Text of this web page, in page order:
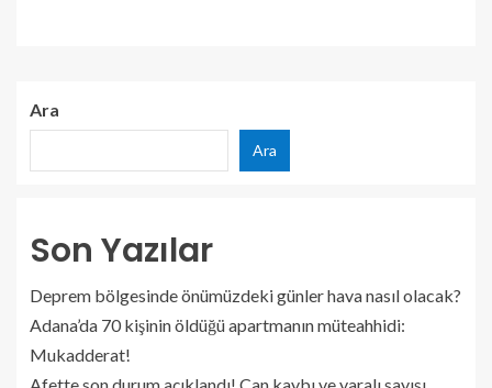
Ara
Ara
Son Yazılar
Deprem bölgesinde önümüzdeki günler hava nasıl olacak?
Adana’da 70 kişinin öldüğü apartmanın müteahhidi:
Mukadderat!